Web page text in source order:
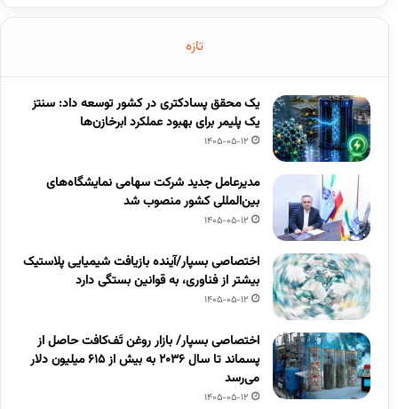
تازه
یک محقق پسادکتری در کشور توسعه داد: سنتز
یک پلیمر برای بهبود عملکرد ابرخازن‌ها
1405-05-12
مدیرعامل جدید شرکت سهامی نمایشگاه‌های
بین‌المللی کشور منصوب شد
1405-05-12
اختصاصی بسپار/آینده بازیافت شیمیایی پلاستیک
بیشتر از فناوری، به قوانین بستگی دارد
1405-05-12
اختصاصی بسپار/ بازار روغن تَف‌کافت حاصل از
پسماند تا سال ۲۰۳۶ به بیش از ۶۱۵ میلیون دلار
می‌رسد
1405-05-12